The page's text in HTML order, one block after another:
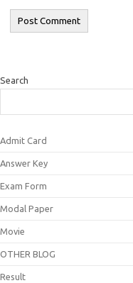
Search
Admit Card
Answer Key
Exam Form
Modal Paper
Movie
OTHER BLOG
Result